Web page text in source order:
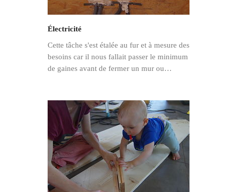
Électricité
Cette tâche s'est étalée au fur et à mesure des
besoins car il nous fallait passer le minimum
de gaines avant de fermer un mur ou…